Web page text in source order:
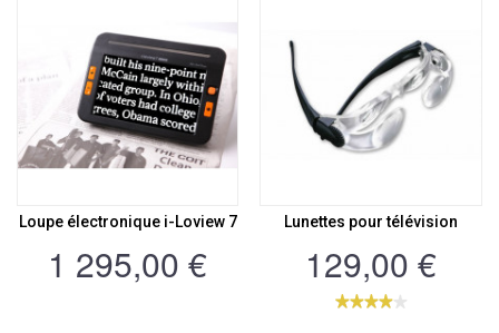
Loupe électronique i-Loview 7
1 295,00 €
Lunettes pour télévision
129,00 €